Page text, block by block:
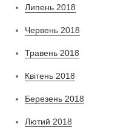
Липень 2018
Червень 2018
Травень 2018
Квітень 2018
Березень 2018
Лютий 2018